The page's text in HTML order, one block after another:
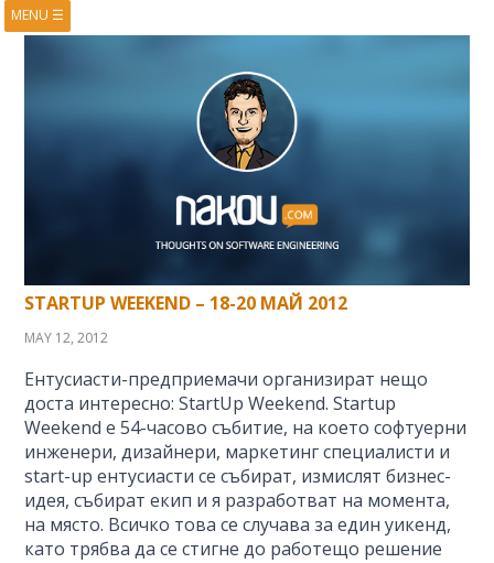
MENU ☰
STARTUP WEEKEND – 18-20 МАЙ 2012
MAY 12, 2012
Ентусиасти-предприемачи организират нещо
доста интересно: StartUp Weekend. Startup
Weekend e 54-часово събитие, на което софтуерни
инженери, дизайнери, маркетинг специалисти и
start-up ентусиасти се събират, измислят бизнес-
идея, събират екип и я разработват на момента,
на място. Всичко това се случава за един уикенд,
като трябва да се стигне до работещо решение